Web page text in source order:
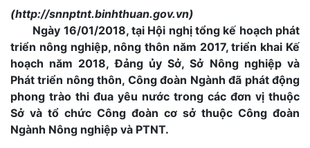
(http://snnptnt.binhthuan.gov.vn)
Ngày 16/01/2018, tại Hội nghị tổng kế hoạch phát
triển nông nghiệp, nông thôn năm 2017, triển khai Kế
hoạch năm 2018, Đảng ủy Sở, Sở Nông nghiệp và
Phát triển nông thôn, Công đoàn Ngành đã phát động
phong trào thi đua yêu nước trong các đơn vị thuộc
Sở và tổ chức Công đoàn cơ sở thuộc Công đoàn
Ngành Nông nghiệp và PTNT.